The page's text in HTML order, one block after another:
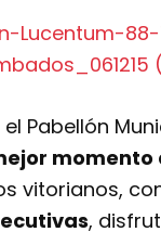
Pabellón
momento
vitorianos,
,